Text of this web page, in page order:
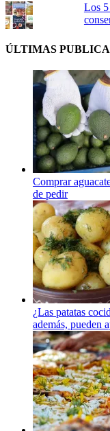
Los 5
ÚLTIMAS
Comprar
de pedir
¿Las patatas
además, pueden